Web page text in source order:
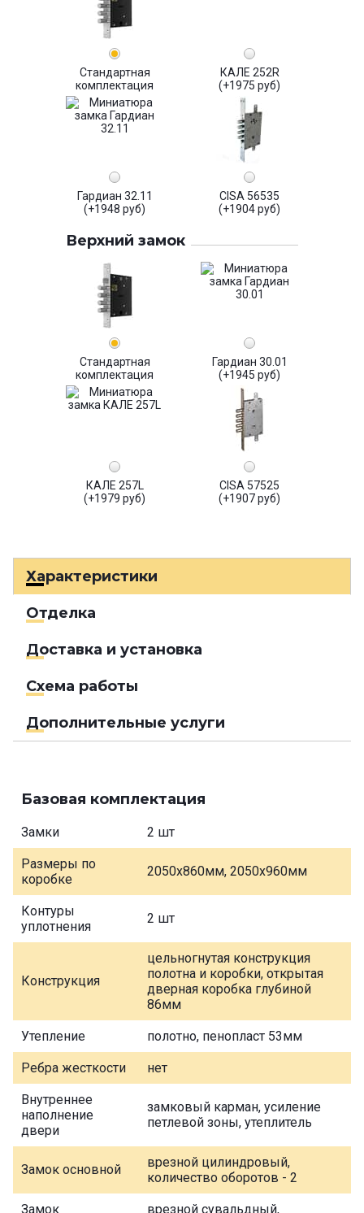
Стандартная
комплектация
КАЛЕ 252R
(+1975 руб)
Гардиан 32.11
(+1948 руб)
CISA 56535
(+1904 руб)
Верхний замок
Стандартная
комплектация
Гардиан 30.01
(+1945 руб)
КАЛЕ 257L
(+1979 руб)
CISA 57525
(+1907 руб)
Характеристики
Отделка
Доставка и установка
Схема работы
Дополнительные услуги
Базовая комплектация
Замки 2 шт
Размеры по
коробке
2050х860мм, 2050х960мм
Контуры
уплотнения
2 шт
Конструкция
цельногнутая конструкция
полотна и коробки, открытая
дверная коробка глубиной
86мм
Утепление полотно, пенопласт 53мм
Ребра жесткости нет
Внутреннее
наполнение
двери
замковый карман, усиление
петлевой зоны, утеплитель
Замок основной
врезной цилиндровый,
количество оборотов - 2
Замок врезной сувальдный,